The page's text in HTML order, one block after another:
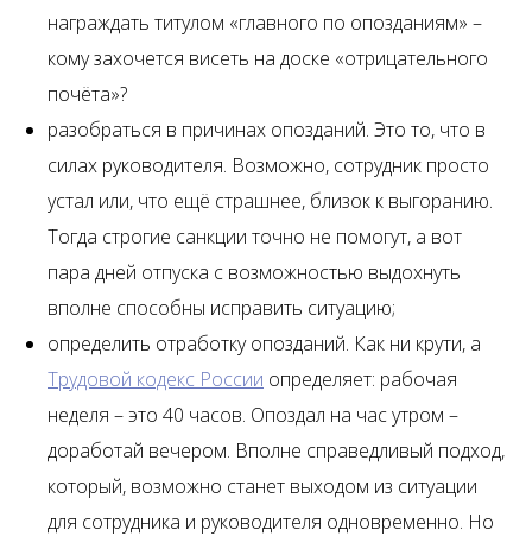
награждать титулом «главного по опозданиям» –
кому захочется висеть на доске «отрицательного
почёта»?
разобраться в причинах опозданий. Это то, что в
силах руководителя. Возможно, сотрудник просто
устал или, что ещё страшнее, близок к выгоранию.
Тогда строгие санкции точно не помогут, а вот
пара дней отпуска с возможностью выдохнуть
вполне способны исправить ситуацию;
определить отработку опозданий. Как ни крути, а
Трудовой кодекс России определяет: рабочая
неделя – это 40 часов. Опоздал на час утром –
доработай вечером. Вполне справедливый подход,
который, возможно станет выходом из ситуации
для сотрудника и руководителя одновременно. Но